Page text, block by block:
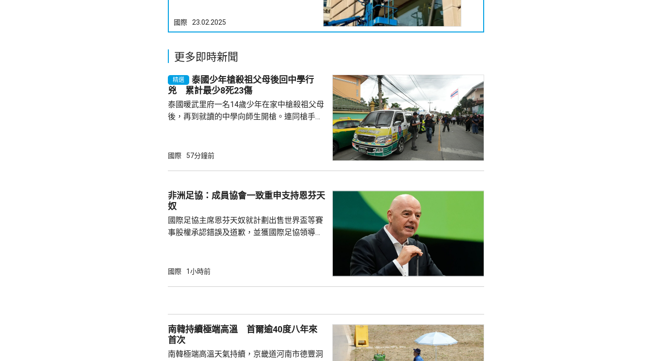
國際 23.02.2025
更多即時新聞
精選
泰國少年槍殺祖父母後回中學行
兇 累計最少8死23傷
泰國暖武里府一名14歲少年在家中槍殺祖父母
後，再到就讀的中學向師生開槍。連同槍手在
警方指，槍手當地早上先在家中，用祖父的9
槍手曾在課室外的走廊行過，亦有人拍到他為
手槍換子彈。校方事後疏散學生，警方圍封校
園，共檢獲34發子彈。調查指...
國際 57分鐘前
非洲足協：成員協會一致重申支持恩芬天
奴
國際足協主席恩芬天奴就計劃出售世界盃等賽
事股權承認錯誤及道歉，並獲國際足協領導層
非洲足球的支持。主席莫特塞佩表示，歡迎國
申，對恩芬天奴擔任國際足協主席已失去信
心，只要他繼續留任，將抵制未來的世界盃...
國際 1小時前
南韓持續極端高溫 首爾逾40度八年來
首次
南韓極端高溫天氣持續，京畿道河南市德豐洞